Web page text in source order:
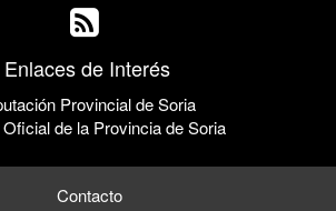
Enlaces de Interés
Provincial de Soria
de la Provincia de Soria
Contacto